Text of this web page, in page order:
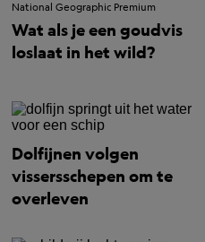
National Geographic Premium
Wat als je een goudvis
loslaat in het wild?
Dolfijnen volgen
vissersschepen om te
overleven